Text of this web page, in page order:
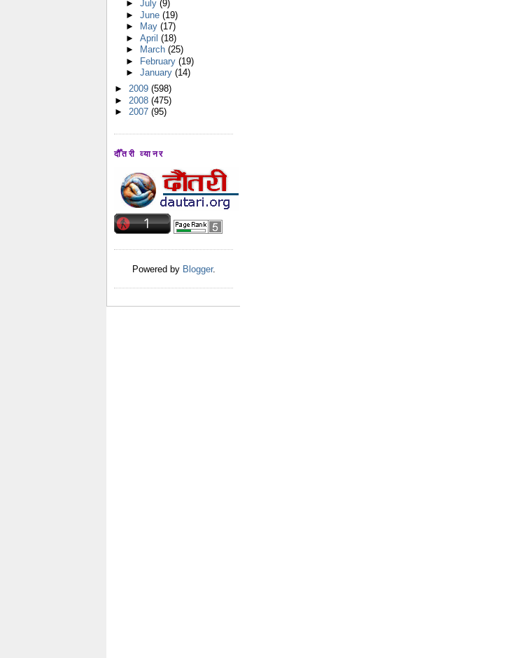
► July (9)
► June (19)
►
May (17)
► April (18)
►
March (25)
► February (19)
► January (14)
► 2009 (598)
► 2008 (475)
► 2007 (95)
दौँतरी व्यानर
Powered by Blogger.